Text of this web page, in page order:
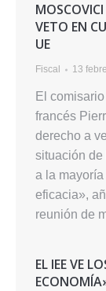
VETO EN
UE
Fiscal 13
El
francés
derecho a
situación de
a la
eficacia»,
reunión de
EL IEE VE